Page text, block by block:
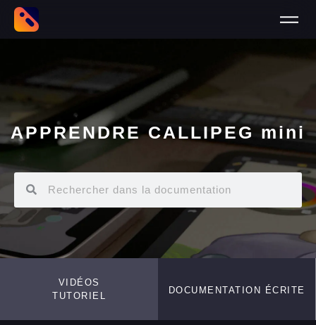
APPRENDRE CALLIPEG mini
VIDÉOS
TUTORIEL
DOCUMENTATION ÉCRITE